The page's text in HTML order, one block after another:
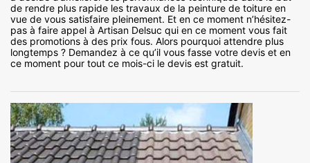
de rendre plus rapide les travaux de la peinture de toiture en
vue de vous satisfaire pleinement. Et en ce moment n’hésitez-
pas à faire appel à Artisan Delsuc qui en ce moment vous fait
des promotions à des prix fous. Alors pourquoi attendre plus
longtemps ? Demandez à ce qu’il vous fasse votre devis et en
ce moment pour tout ce mois-ci le devis est gratuit.